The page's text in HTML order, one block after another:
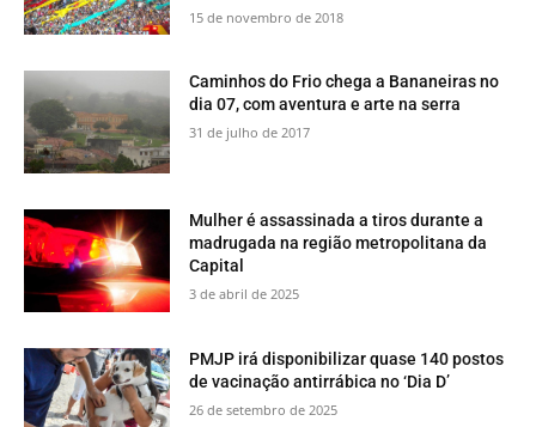
15 de novembro de 2018
​Caminhos do Frio chega a Bananeiras no
dia 07, com aventura e arte na serra
31 de julho de 2017
Mulher é assassinada a tiros durante a
madrugada na região metropolitana da
Capital
3 de abril de 2025
PMJP irá disponibilizar quase 140 postos
de vacinação antirrábica no ‘Dia D’
26 de setembro de 2025